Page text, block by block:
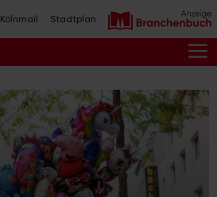
Kölnmail Stadtplan